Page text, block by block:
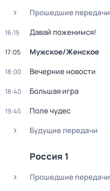
Прошедшие передачи
16:15 Давай поженимся!
17:05 Мужское/Женское
18:00 Вечерние новости
18:40 Большая игра
19:45
Поле чудес
Будущие передачи
Россия 1
Прошедшие передачи